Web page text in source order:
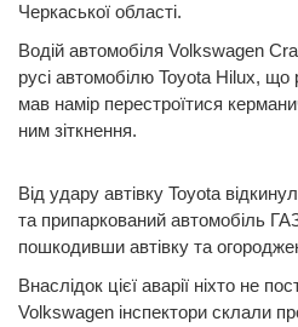
Черкаської області.
Водій автомобіля Volkswagen
русі автомобілю Toyota Hilux, що
мав намір перестроїтися
ним зіткнення.
Від удару автівку Toyota
та припаркований автомобіль
пошкодивши автівку та
Внаслідок цієї аварії ніхто не
Volkswagen інспектори склали